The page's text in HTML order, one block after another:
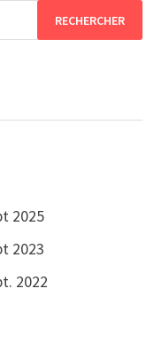
2025
2023
2022